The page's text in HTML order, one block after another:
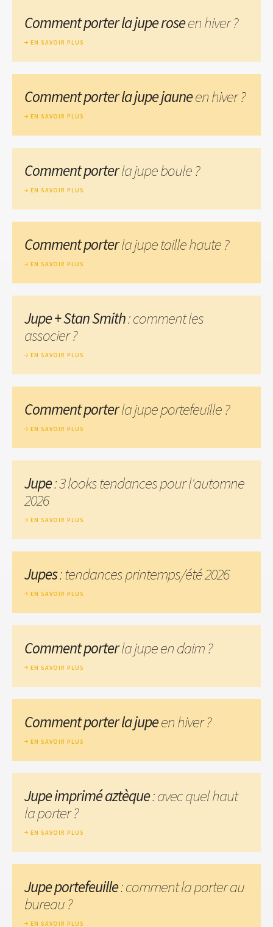
Comment porter la jupe roseen hiver ?
EN SAVOIR PLUS
Comment porter la jupe jauneen hiver ?
EN SAVOIR PLUS
Comment porterla jupe boule ?
EN SAVOIR PLUS
Comment porterla jupe taille haute ?
EN SAVOIR PLUS
Jupe + Stan Smith: comment les
associer ?
EN SAVOIR PLUS
Comment porterla jupe portefeuille ?
EN SAVOIR PLUS
Jupe: 3 looks tendances pour l'automne
2026
EN SAVOIR PLUS
Jupes: tendances printemps/été 2026
EN SAVOIR PLUS
Comment porterla jupe en daim ?
EN SAVOIR PLUS
Comment porter la jupeen hiver ?
EN SAVOIR PLUS
Jupe imprimé aztèque: avec quel haut
la porter ?
EN SAVOIR PLUS
Jupe portefeuille: comment la porter au
bureau ?
EN SAVOIR PLUS